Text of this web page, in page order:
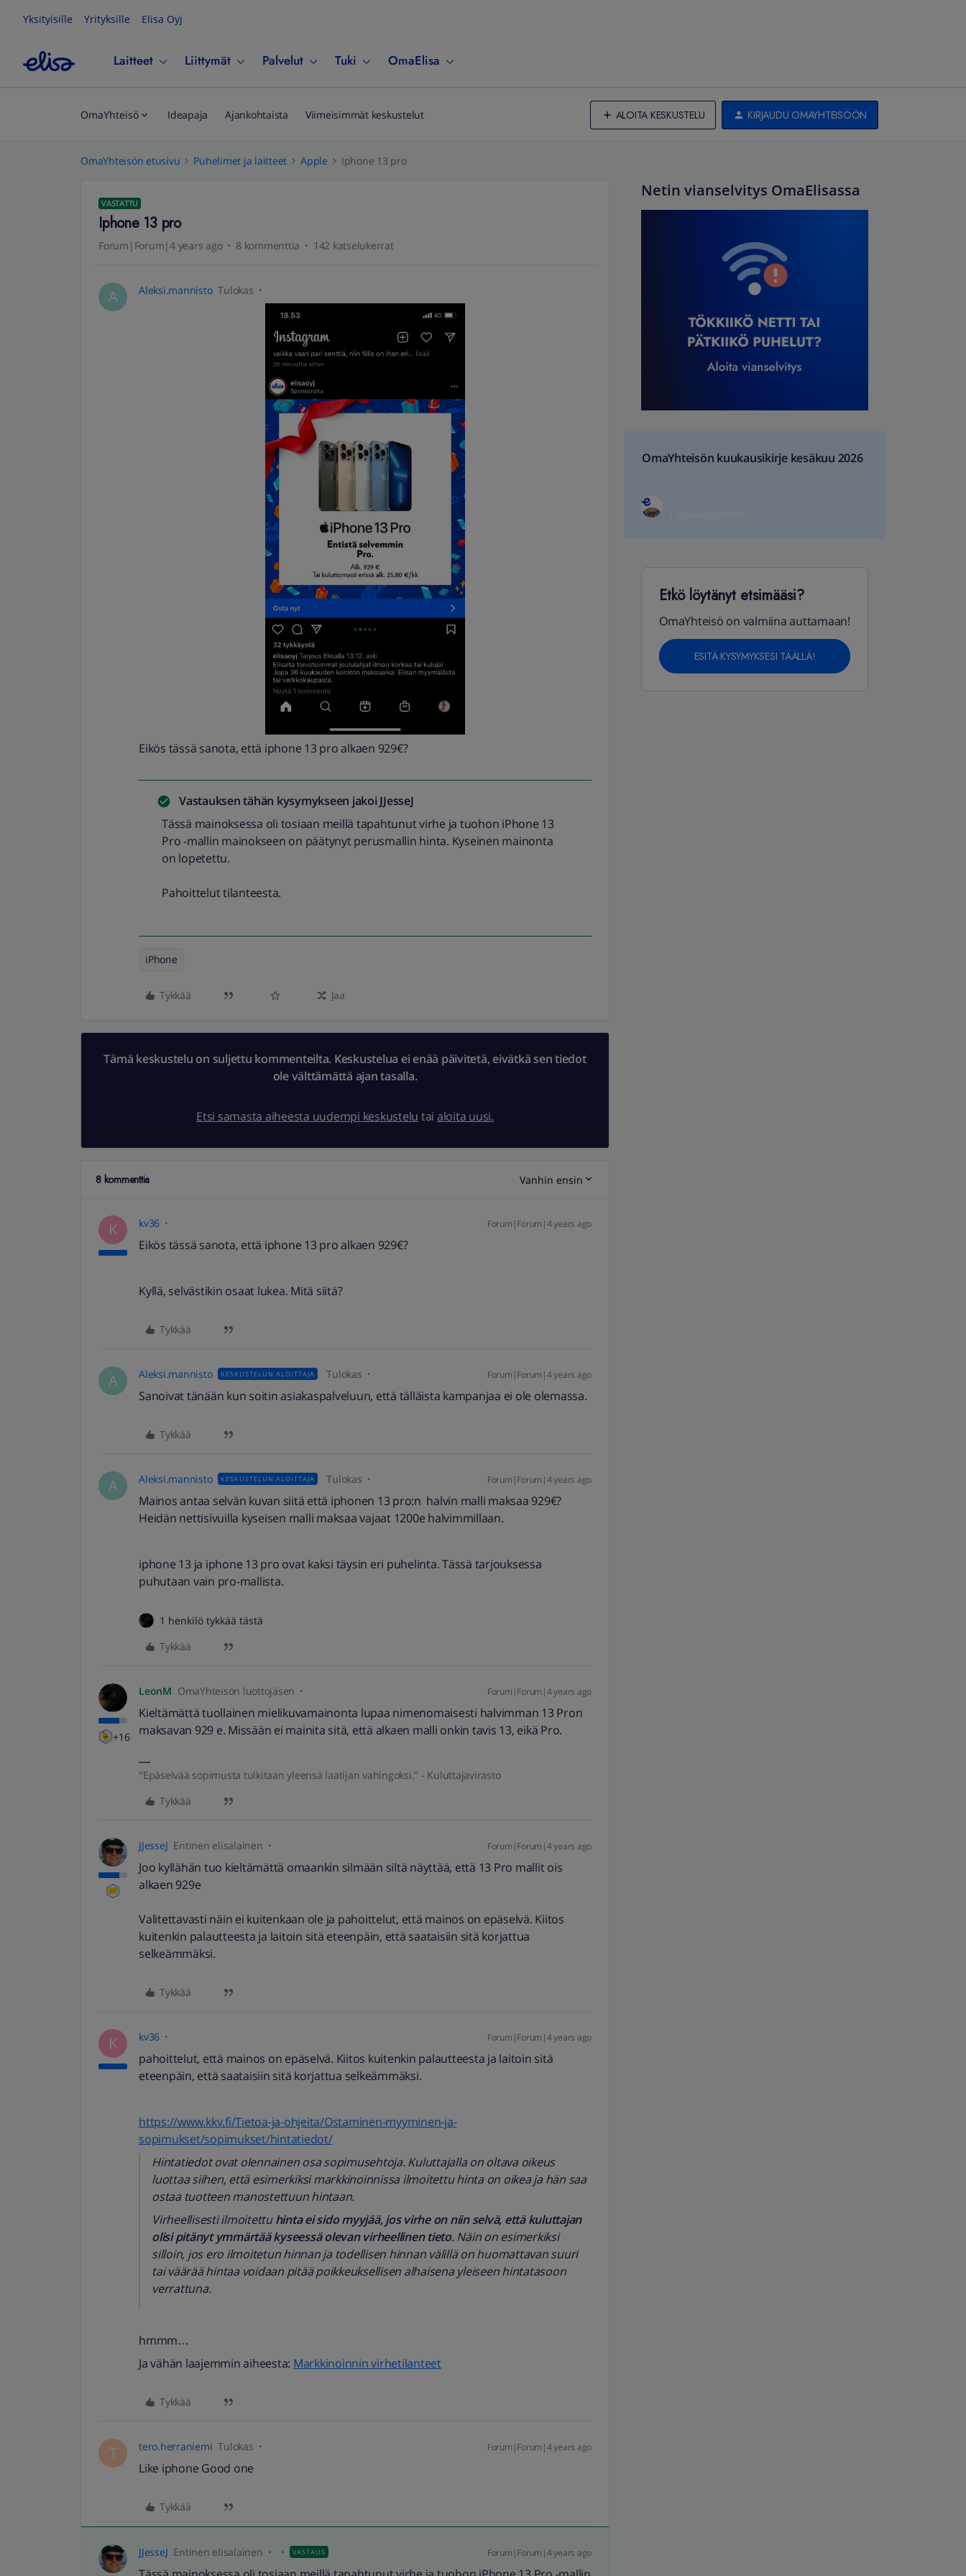
Yksityisille Yrityksille Elisa Oyj
Laitteet Liittymät Palvelut Tuki OmaElisa
OmaYhteisö Ideapaja Ajankohtaista Viimeisimmät keskustelut ALOITA KESKUSTELU KIRJAUDU OMAYHTEISÖÖN
OmaYhteisön etusivu Puhelimet ja laitteet Apple Iphone 13 pro
VASTATTU
Iphone 13 pro
Forum|Forum|4 years ago 8 kommenttia 142 katselukerrat
A Aleksi.mannisto Tulokas
Eikös tässä sanota, että iphone 13 pro alkaen 929€?
Vastauksen tähän kysymykseen jakoi JJesseJ
Tässä mainoksessa oli tosiaan meillä tapahtunut virhe ja tuohon iPhone 13
Pro -mallin mainokseen on päätynyt perusmallin hinta. Kyseinen mainonta
on lopetettu.
Pahoittelut tilanteesta.
iPhone
Tykkää Jaa
Tämä keskustelu on suljettu kommenteilta. Keskustelua ei enää päivitetä, eivätkä sen tiedot
ole välttämättä ajan tasalla.
Etsi samasta aiheesta uudempi keskustelu tai aloita uusi.
8 kommenttia Vanhin ensin
K kv36 Forum|Forum|4 years ago
Eikös tässä sanota, että iphone 13 pro alkaen 929€?
Kyllä, selvästikin osaat lukea. Mitä siitä?
Tykkää
A Aleksi.mannisto KESKUSTELUN ALOITTAJA Tulokas Forum|Forum|4 years ago
Sanoivat tänään kun soitin asiakaspalveluun, että tälläista kampanjaa ei ole olemassa.
Tykkää
A Aleksi.mannisto KESKUSTELUN ALOITTAJA Tulokas Forum|Forum|4 years ago
Mainos antaa selvän kuvan siitä että iphonen 13 pro:n halvin malli maksaa 929€?
Heidän nettisivuilla kyseisen malli maksaa vajaat 1200e halvimmillaan.
iphone 13 ja iphone 13 pro ovat kaksi täysin eri puhelinta. Tässä tarjouksessa
puhutaan vain pro-mallista.
1 henkilö tykkää tästä
Tykkää
+16
LeonM OmaYhteisön luottojäsen Forum|Forum|4 years ago
Kieltämättä tuollainen mielikuvamainonta lupaa nimenomaisesti halvimman 13 Pron
maksavan 929 e. Missään ei mainita sitä, että alkaen malli onkin tavis 13, eikä Pro.
"Epäselvää sopimusta tulkitaan yleensä laatijan vahingoksi." - Kuluttajavirasto
Tykkää
JJesseJ Entinen elisalainen Forum|Forum|4 years ago
Joo kyllähän tuo kieltämättä omaankin silmään siltä näyttää, että 13 Pro mallit ois
alkaen 929e
Valitettavasti näin ei kuitenkaan ole ja pahoittelut, että mainos on epäselvä. Kiitos
kuitenkin palautteesta ja laitoin sitä eteenpäin, että saataisiin sitä korjattua
selkeämmäksi.
Tykkää
K kv36 Forum|Forum|4 years ago
pahoittelut, että mainos on epäselvä. Kiitos kuitenkin palautteesta ja laitoin sitä
eteenpäin, että saataisiin sitä korjattua selkeämmäksi.
https://www.kkv.fi/Tietoa-ja-ohjeita/Ostaminen-myyminen-ja-
sopimukset/sopimukset/hintatiedot/
Hintatiedot ovat olennainen osa sopimusehtoja. Kuluttajalla on oltava oikeus
luottaa siihen, että esimerkiksi markkinoinnissa ilmoitettu hinta on oikea ja hän saa
ostaa tuotteen manostettuun hintaan.
Virheellisesti ilmoitettuhinta ei sido myyjää, jos virhe on niin selvä, että kuluttajan
olisi pitänyt ymmärtää kyseessä olevan virheellinen tieto. Näin on esimerkiksi
silloin, jos ero ilmoitetun hinnan ja todellisen hinnan välillä on huomattavan suuri
tai väärää hintaa voidaan pitää poikkeuksellisen alhaisena yleiseen hintatasoon
verrattuna.
hmmm…
Ja vähän laajemmin aiheesta: Markkinoinnin virhetilanteet
Tykkää
T tero.herraniemi Tulokas Forum|Forum|4 years ago
Like iphone Good one
Tykkää
JJesseJ Entinen elisalainen VASTAUS Forum|Forum|4 years ago
Netin vianselvitys OmaElisassa
OmaYhteisön kuukausikirje kesäkuu 2026
Etkö löytänyt etsimääsi?
OmaYhteisö on valmiina auttamaan!
ESITÄ KYSYMYKSESI TÄÄLLÄ!